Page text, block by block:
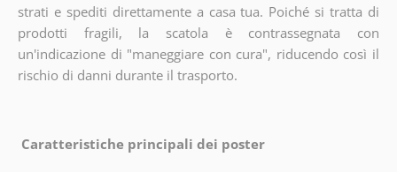
strati e spediti direttamente a casa tua. Poiché si tratta di
prodotti fragili, la scatola è contrassegnata con
un'indicazione di "maneggiare con cura", riducendo così il
rischio di danni durante il trasporto.
Caratteristiche principali dei poster